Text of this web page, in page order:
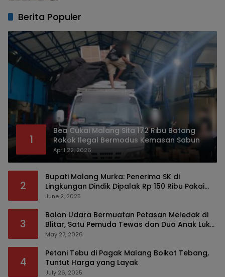
Berita Populer
1
Bea Cukai Malang Sita 172 Ribu Batang
Rokok Ilegal Bermodus Kemasan Sabun
April 22, 2026
2
Bupati Malang Murka: Penerima SK di
Lingkungan Dindik Dipalak Rp 150 Ribu Pakai
Modus Tumpengan, KPK Turut Pantau
June 2, 2025
3
Balon Udara Bermuatan Petasan Meledak di
Blitar, Satu Pemuda Tewas dan Dua Anak Luka
Serius
May 27, 2026
4
Petani Tebu di Pagak Malang Boikot Tebang,
Tuntut Harga yang Layak
July 26, 2025